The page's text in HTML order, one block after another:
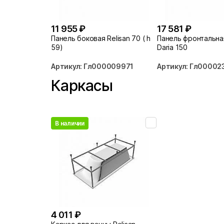
11 955 ₽
Панель боковая Relisan 70 ( h
59)
Артикул: Гл000009971
17 581 ₽
Панель
Daria 150
Артикул:
Каркасы
В наличии
4 011 ₽